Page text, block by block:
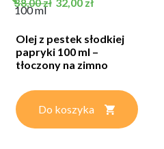
38,00 zł 32,00 zł
100 ml
Olej z pestek słodkiej
papryki 100 ml –
tłoczony na zimno
Do koszyka